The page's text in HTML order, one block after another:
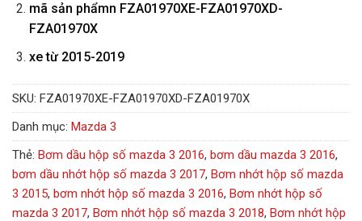
mã sản phẩmn FZA01970XE-FZA01970XD-
FZA01970X
xe từ 2015-2019
SKU: FZA01970XE-FZA01970XD-FZA01970X
Danh mục: Mazda 3
Thẻ: Bơm dầu hộp số mazda 3 2016, bơm dầu mazda 3 2016,
bơm dầu nhớt hộp số mazda 3 2017, Bơm nhớt hộp số mazda
3 2015, bơm nhớt hộp số mazda 3 2016, Bơm nhớt hộp số
mazda 3 2017, Bơm nhớt hộp số mazda 3 2018, Bơm nhớt hộp